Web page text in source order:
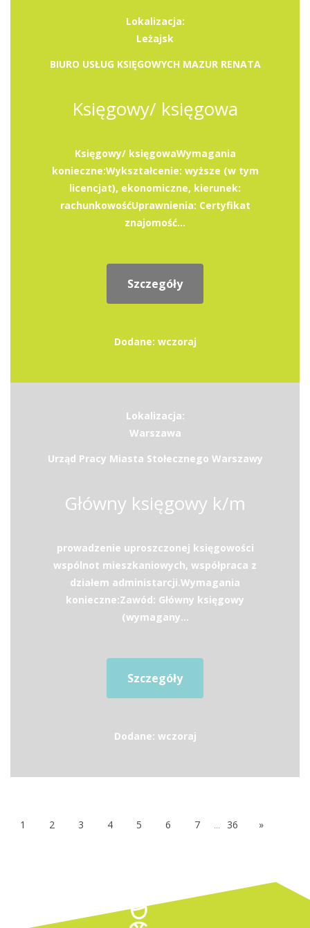
Lokalizacja:
Leżajsk
BIURO USŁUG KSIĘGOWYCH MAZUR RENATA
Księgowy/ księgowa
Księgowy/ księgowaWymagania
konieczne:Wykształcenie: wyższe (w tym
licencjat), ekonomiczne, kierunek:
rachunkowośćUprawnienia: Certyfikat
znajomość...
Szczegóły
Dodane: wczoraj
Lokalizacja:
Warszawa
Urząd Pracy Miasta Stołecznego Warszawy
Główny księgowy k/m
prowadzenie uproszczonej księgowości
wspólnot mieszkaniowych, współpraca z
działem administarcji.Wymagania
konieczne:Zawód: Główny księgowy
(wymagany...
Szczegóły
Dodane: wczoraj
1 2 3 4 5 6 7 ... 36 »